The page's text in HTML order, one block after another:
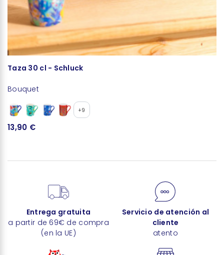
Taza 30 cl - Schluck
Bouquet
+9
13,90 €
Entrega gratuita
a partir de 69€ de compra
(en la UE)
Servicio de atención al
cliente
atento